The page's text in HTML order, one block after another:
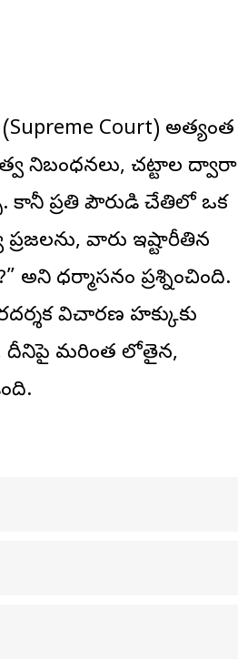
Court) అత్యంత
నిబంధనలు, చట్టాల ద్వారా
కానీ ప్రతి పౌరుడి చేతిలో ఒక
వారు ఇష్టారీతిన
ధర్మాసనం ప్రశ్నించింది.
విచారణ హక్కుకు
దీనిపై మరింత లోతైన,